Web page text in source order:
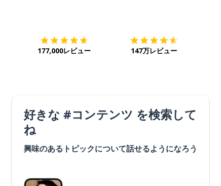
177,000レビュー 147万レビュー
好きな #コンテンツ を検索して
ね
興味のあるトピックについて話せるようになろう